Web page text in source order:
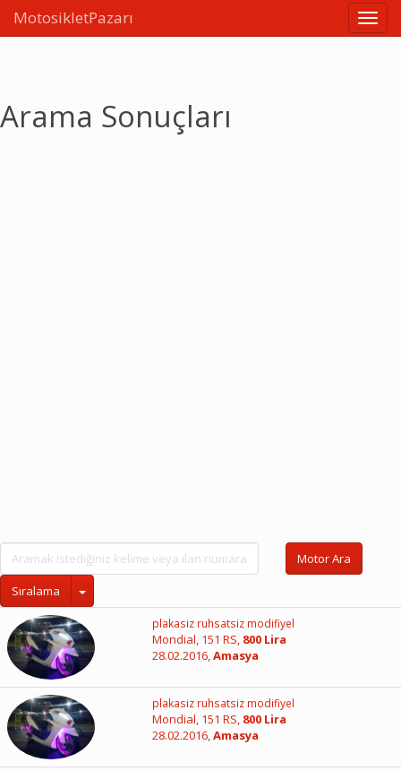
MotosikletPazarı
Arama Sonuçları
Motor Ara
Sıralama
plakasiz ruhsatsiz modifiyel
Mondial, 151 RS, 800 Lira
28.02.2016,Amasya
plakasiz ruhsatsiz modifiyel
Mondial, 151 RS, 800 Lira
28.02.2016,Amasya